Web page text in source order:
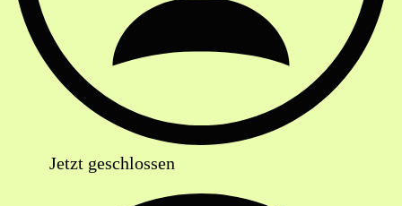
Jetzt geschlossen